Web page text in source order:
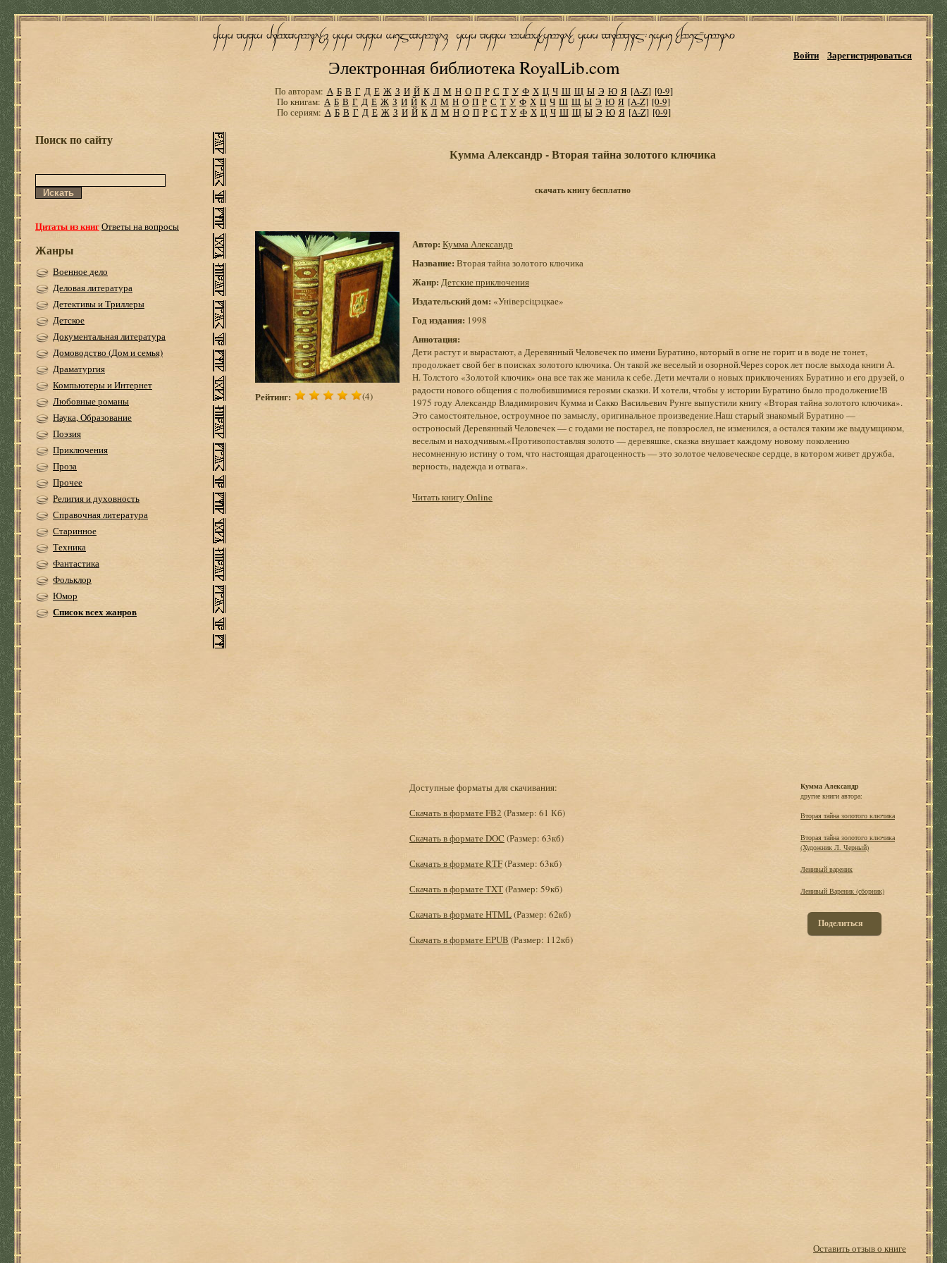
Электронная библиотека RoyalLib.com
Войти Зарегистрироваться
По авторам: А Б В Г Д Е Ж З И Й К Л М Н О П Р С Т У Ф Х Ц Ч Ш Щ Ы Э Ю Я [A-Z] [0-9]
По книгам: А Б В Г Д Е Ж З И Й К Л М Н О П Р С Т У Ф Х Ц Ч Ш Щ Ы Э Ю Я [A-Z] [0-9]
По сериям: А Б В Г Д Е Ж З И Й К Л М Н О П Р С Т У Ф Х Ц Ч Ш Щ Ы Э Ю Я [A-Z] [0-9]
Поиск по сайту
Цитаты из книгОтветы на вопросы
Жанры
Военное дело
Деловая литература
Детективы и Триллеры
Детское
Документальная литература
Домоводство (Дом и семья)
Драматургия
Компьютеры и Интернет
Любовные романы
Наука, Образование
Поэзия
Приключения
Проза
Прочее
Религия и духовность
Справочная литература
Старинное
Техника
Фантастика
Фольклор
Юмор
Список всех жанров
Кумма Александр - Вторая тайна золотого ключика
скачать книгу бесплатно
Рейтинг: (4)
Автор: Кумма Александр
Название: Вторая тайна золотого ключика
Жанр: Детские приключения
Издательский дом: «Унiверсiцэцкае»
Год издания: 1998
Аннотация:
Дети растут и вырастают, а Деревянный Человечек по имени Буратино, который в огне не горит и в воде не тонет,
продолжает свой бег в поисках золотого ключика. Он такой же веселый и озорной.Через сорок лет после выхода книги А.
Н. Толстого «Золотой ключик» она все так же манила к себе. Дети мечтали о новых приключениях Буратино и его друзей, о
радости нового общения с полюбившимися героями сказки. И хотели, чтобы у истории Буратино было продолжение!В
1975 году Александр Владимирович Кумма и Сакко Васильевич Рунге выпустили книгу «Вторая тайна золотого ключика».
Это самостоятельное, остроумное по замыслу, оригинальное произведение.Наш старый знакомый Буратино —
остроносый Деревянный Человечек — с годами не постарел, не повзрослел, не изменился, а остался таким же выдумщиком,
веселым и находчивым.«Противопоставляя золото — деревяшке, сказка внушает каждому новому поколению
несомненную истину о том, что настоящая драгоценность — это золотое человеческое сердце, в котором живет дружба,
верность, надежда и отвага».
Читать книгу Online
Доступные форматы для скачивания:
Скачать в формате FB2 (Размер: 61 Кб)
Скачать в формате DOC (Размер: 63кб)
Скачать в формате RTF(Размер: 63кб)
Скачать в формате TXT(Размер: 59кб)
Скачать в формате HTML(Размер: 62кб)
Скачать в формате EPUB (Размер: 112кб)
Кумма Александр
другие книги автора:
Вторая тайна золотого ключика
Вторая тайна золотого ключика
(Художник Л. Черный)
Ленивый вареник
Ленивый Вареник (сборник)
Поделиться
Оставить отзыв о книге